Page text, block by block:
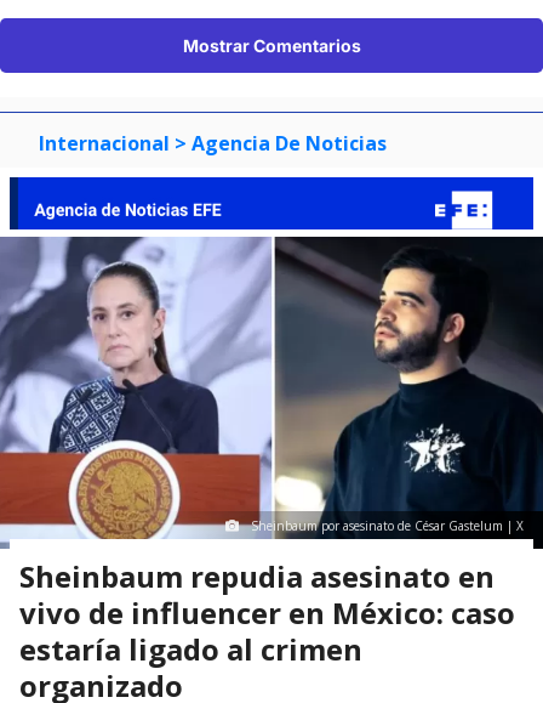
Mostrar Comentarios
Internacional > Agencia De Noticias
Sheinbaum por asesinato de César Gastelum | X
Sheinbaum repudia asesinato en
vivo de influencer en México: caso
estaría ligado al crimen
organizado